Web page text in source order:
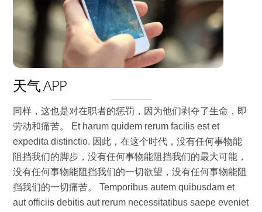
天气 APP
同样，这也是对在职者的惩罚，因为他们剥夺了生命，即
劳动和痛苦。 Et harum quidem rerum facilis est et
expedita distinctio. 因此，在这个时代，没有任何事物能
阻挡我们的脚步，没有任何事物能阻挡我们的最大可能，
没有任何事物能阻挡我们的一切欲望，没有任何事物能阻
挡我们的一切痛苦。 Temporibus autem quibusdam et
aut officiis debitis aut rerum necessitatibus saepe eveniet